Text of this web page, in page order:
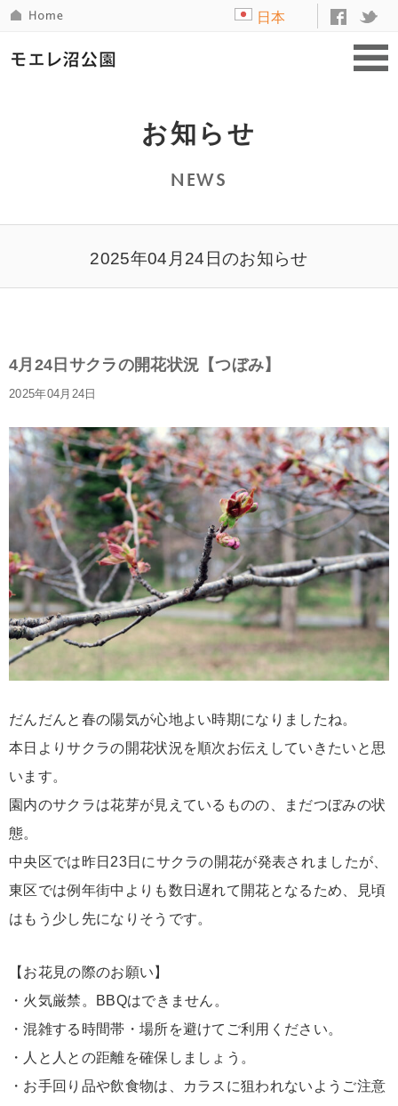
日本
お知らせ
NEWS
2025年04月24日のお知らせ
4月24日サクラの開花状況【つぼみ】
2025年04月24日
だんだんと春の陽気が心地よい時期になりましたね。
本日よりサクラの開花状況を順次お伝えしていきたいと思
います。
園内のサクラは花芽が見えているものの、まだつぼみの状
態。
中央区では昨日23日にサクラの開花が発表されましたが、
東区では例年街中よりも数日遅れて開花となるため、見頃
はもう少し先になりそうです。
【お花見の際のお願い】
・火気厳禁。BBQはできません。
・混雑する時間帯・場所を避けてご利用ください。
・人と人との距離を確保しましょう。
・お手回り品や飲食物は、カラスに狙われないようご注意